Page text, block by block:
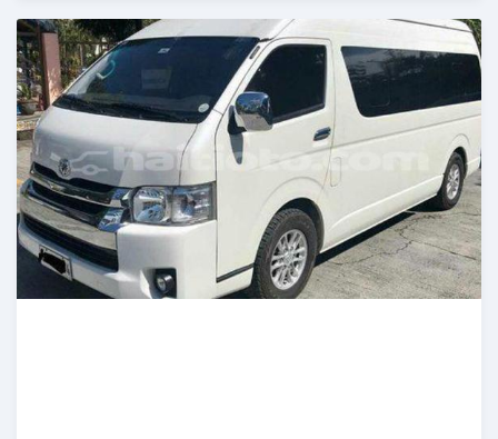
Publié il y a presque 3 ans